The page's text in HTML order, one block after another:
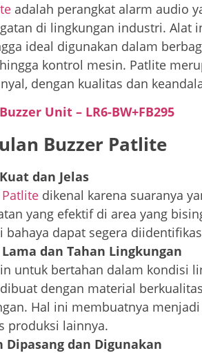
adalah perangkat alarm audio
di lingkungan industri. Alat
ideal digunakan dalam
kontrol mesin. Patlite
dengan kualitas dan
Buzzer Unit – LR6-BW+FB295
Buzzer Patlite
dan Jelas
Patlite dikenal karena suaranya
yang efektif di area yang
bahaya dapat segera
dan Tahan Lingkungan
untuk bertahan dalam kondisi
dibuat dengan material
Hal ini membuatnya
produksi lainnya.
Dipasang dan Digunakan